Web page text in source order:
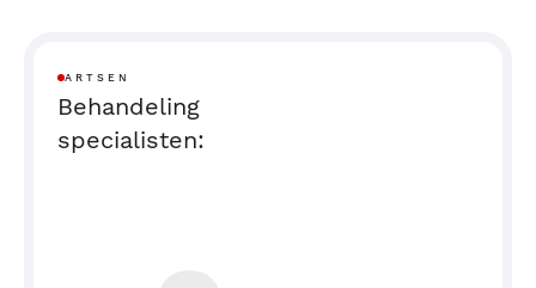
ARTSEN
Behandeling
specialisten: